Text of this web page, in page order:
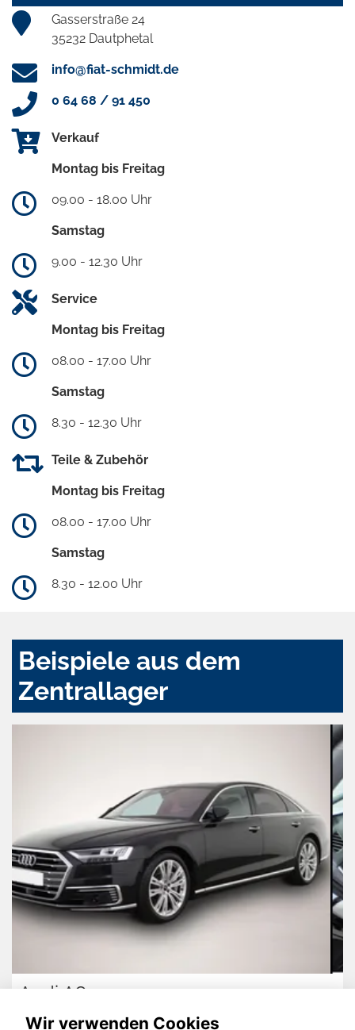
Gasserstraße 24
35232 Dautphetal
info@fiat-schmidt.de
0 64 68 / 91 450
Verkauf
Montag bis Freitag
09.00 - 18.00 Uhr
Samstag
9.00 - 12.30 Uhr
Service
Montag bis Freitag
08.00 - 17.00 Uhr
Samstag
8.30 - 12.30 Uhr
Teile & Zubehör
Montag bis Freitag
08.00 - 17.00 Uhr
Samstag
8.30 - 12.00 Uhr
Beispiele aus dem
Zentrallager
Audi Q5
Wir verwenden Cookies